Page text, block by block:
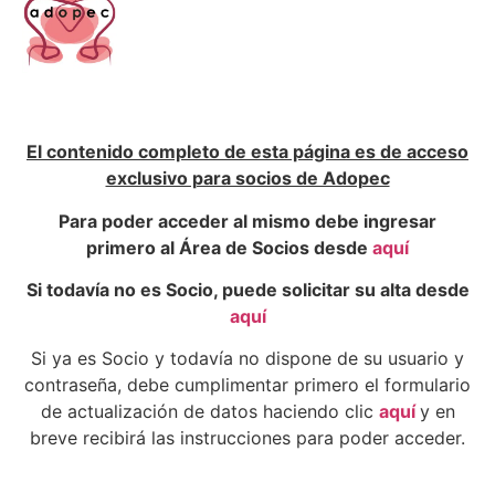
El contenido completo de esta página es de acceso
exclusivo para socios de Adopec
Para poder acceder al mismo debe ingresar
primero al Área de Socios desde aquí
Si todavía no es Socio, puede solicitar su alta desde
aquí
Si ya es Socio y todavía no dispone de su usuario y
contraseña, debe cumplimentar primero el formulario
de actualización de datos haciendo clic aquí y en
breve recibirá las instrucciones para poder acceder.